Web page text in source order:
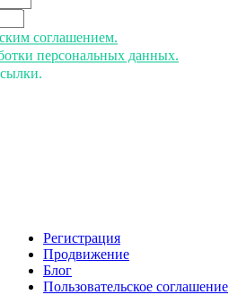
соглашением.
персональных данных.
Регистрация
Продвижение
Блог
Пользовательское соглашение